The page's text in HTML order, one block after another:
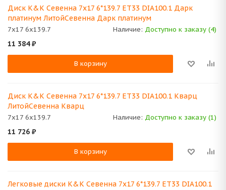
Диск K&K Севенна 7x17 6*139.7 ET33 DIA100.1 Дарк
платинум ЛитойСевенна Дарк платинум
7x17 6x139.7 Наличие: Доступно к заказу (4)
11 384₽
В корзину
Диск K&K Севенна 7x17 6*139.7 ET33 DIA100.1 Кварц
ЛитойСевенна Кварц
7x17 6x139.7 Наличие: Доступно к заказу (1)
11 726 ₽
В корзину
Легковые диски K&K Севенна 7x17 6*139.7 ET33 DIA100.1